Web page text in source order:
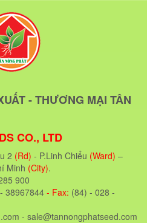
- THƯƠNG MẠI TÂN
CO., LTD
2 (Rd) - P.Linh Chiểu (Ward) –
Minh (City).
900
38967844 - Fax: (84) - 028 -
- sale@tannongphatseed.com